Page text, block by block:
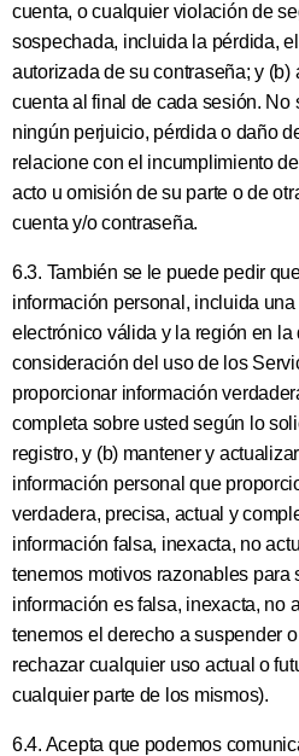
cuenta, o cualquier violación de
sospechada, incluida la pérdida,
autorizada de su contraseña; y (b)
cuenta al final de cada sesión. No
ningún perjuicio, pérdida o daño
relacione con el incumplimiento
acto u omisión de su parte o de
cuenta y/o contraseña.
6.3. También se le puede pedir
información personal, incluida
electrónico válida y la región en la
consideración del uso de los
proporcionar información
completa sobre usted según lo
registro, y (b) mantener y
información personal que
verdadera, precisa, actual y
información falsa, inexacta, no
tenemos motivos razonables para
información es falsa, inexacta, no
tenemos el derecho a suspender
rechazar cualquier uso actual o
cualquier parte de los mismos).
6.4. Acepta que podemos